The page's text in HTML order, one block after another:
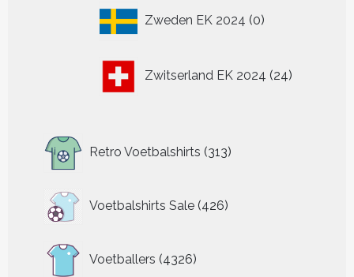
Zweden EK 2024 0
producten
Zwitserland EK 2024 24
producten
Retro Voetbalshirts 313
producten
Voetbalshirts Sale 426
426
producten
Voetballers 4326
producten